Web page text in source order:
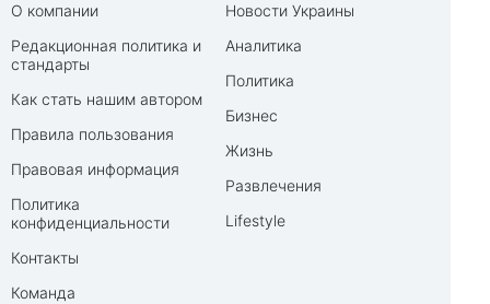
О компании
Редакционная политика и
стандарты
Как стать нашим автором
Правила пользования
Правовая информация
Политика
конфиденциальности
Контакты
Команда
Новости Украины
Аналитика
Политика
Бизнес
Жизнь
Развлечения
Lifestyle